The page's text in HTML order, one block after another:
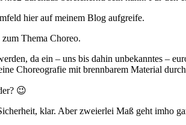
hier auf meinem Blog aufgreife.
zum Thema Choreo.
da ein – uns bis dahin unbekanntes –
Choreografie mit brennbarem Material
😉
klar. Aber zweierlei Maß geht imho